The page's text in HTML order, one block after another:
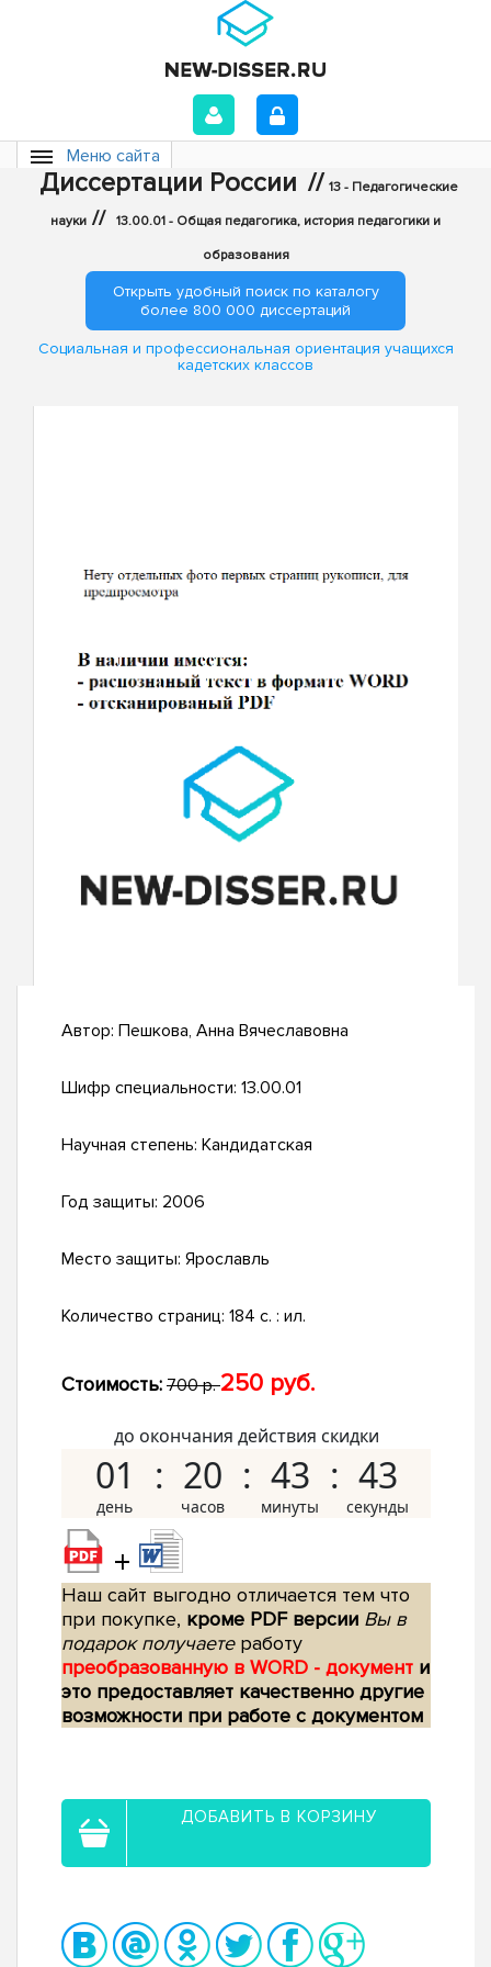
Меню сайта
Диссертации России // 13 - Педагогические
науки // 13.00.01 - Общая педагогика, история педагогики и
образования
Открыть удобный поиск по каталогу
более 800 000 диссертаций
Социальная и профессиональная ориентация учащихся
кадетских классов
Автор: Пешкова, Анна Вячеславовна
Шифр специальности: 13.00.01
Научная степень: Кандидатская
Год защиты: 2006
Место защиты: Ярославль
Количество страниц: 184 с. : ил.
Стоимость: 700 р.250 руб.
до окончания действия скидки
01 20 43 42
+
Наш сайт выгодно отличается тем что
при покупке, кроме PDF версии Вы в
подарок получаетеработу
преобразованную в WORD - документ и
это предоставляет качественно другие
возможности при работе с документом
ДОБАВИТЬ В КОРЗИНУ